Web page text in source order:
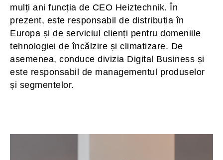
mulți ani funcția de CEO Heiztechnik. În
prezent, este responsabil de distribuția în
Europa și de serviciul clienți pentru domeniile
tehnologiei de încălzire și climatizare. De
asemenea, conduce divizia Digital Business și
este responsabil de managementul produselor
și segmentelor.